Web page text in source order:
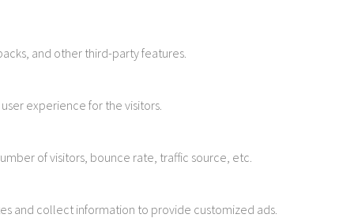
and other third-party features.
experience for the visitors.
of visitors, bounce rate, traffic source, etc.
and collect information to provide customized ads.